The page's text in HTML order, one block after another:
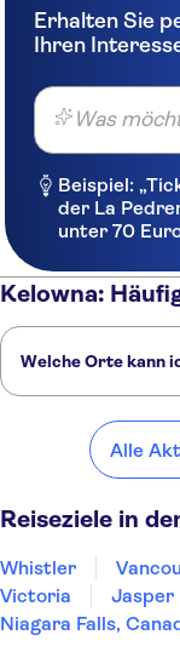
Erhalten Sie
Ihren
Was
Beispiel:
der La
unter 70
Kelowna:
Welche Orte kann
Vancouver
Alle
Reiseziele in
Whistler
Victoria
Jasper
Niagara Falls,